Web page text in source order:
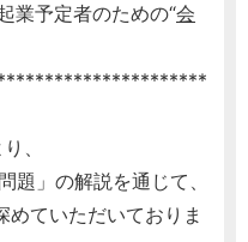
ための“会
、
題」の解説を通じて、
めていただいておりま